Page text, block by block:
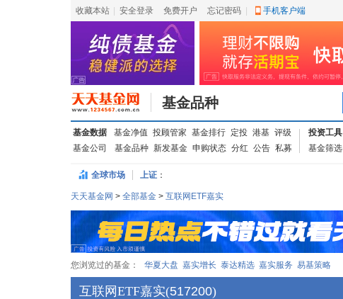
收藏本站 安全登录 免费开户 忘记密码 手机客户端
基金品种
基金数据 基金净值 投顾管家 基金排行 定投 港基 评级
基金公司
基金品种 新发基金 申购状态 分红 公告 私募
投资工具
基金筛选
全球市场 上证：
天天基金网 > 全部基金 > 互联网ETF嘉实
您浏览过的基金： 华夏大盘 嘉实增长 泰达精选 嘉实服务 易基策略
互联网ETF嘉实(517200)